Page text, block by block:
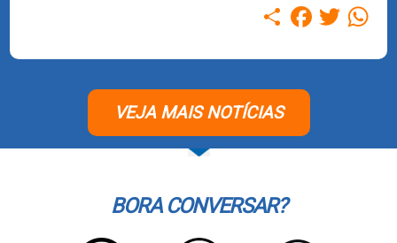
Compartilhar
Facebook
Twitter
VEJA MAIS NOTÍCIAS
BORA CONVERSAR?